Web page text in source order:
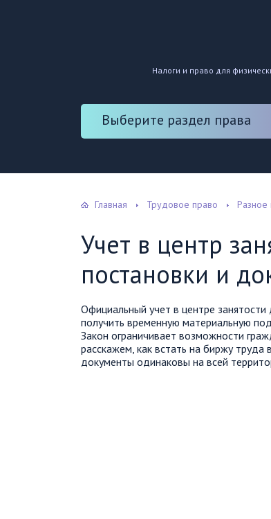
Налоги и право для
Выберите раздел права
Главная Трудовое право
Учет в центр
постановки и
Официальный учет в центре
получить временную материальную
Закон ограничивает возможности
расскажем, как встать на биржу
документы одинаковы на всей